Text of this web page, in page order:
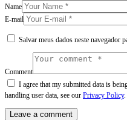
Name
E-mail
Salvar meus dados neste navegador
Comment
I agree that my submitted data is
handling user data, see our Privacy Policy.